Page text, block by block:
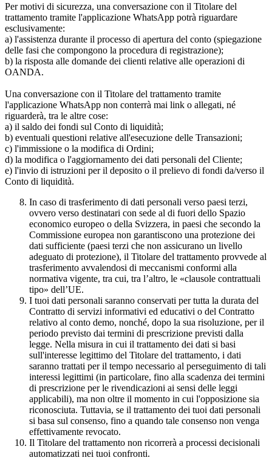
Per motivi di sicurezza, una conversazione con il Titolare del
trattamento tramite l'applicazione WhatsApp potrà riguardare
esclusivamente:
a) l'assistenza durante il processo di apertura del conto (spiegazione
delle fasi che compongono la procedura di registrazione);
b) la risposta alle domande dei clienti relative alle operazioni di
OANDA.
Una conversazione con il Titolare del trattamento tramite
l'applicazione WhatsApp non conterrà mai link o allegati, né
riguarderà, tra le altre cose:
a) il saldo dei fondi sul Conto di liquidità;
b) eventuali questioni relative all'esecuzione delle Transazioni;
c) l'immissione o la modifica di Ordini;
d) la modifica o l'aggiornamento dei dati personali del Cliente;
e) l'invio di istruzioni per il deposito o il prelievo di fondi da/verso il
Conto di liquidità.
In caso di trasferimento di dati personali verso paesi terzi,
ovvero verso destinatari con sede al di fuori dello Spazio
economico europeo o della Svizzera, in paesi che secondo la
Commissione europea non garantiscono una protezione dei
dati sufficiente (paesi terzi che non assicurano un livello
adeguato di protezione), il Titolare del trattamento provvede al
trasferimento avvalendosi di meccanismi conformi alla
normativa vigente, tra cui, tra l’altro, le «clausole contrattuali
tipo» dell’UE.
I tuoi dati personali saranno conservati per tutta la durata del
Contratto di servizi informativi ed educativi o del Contratto
relativo al conto demo, nonché, dopo la sua risoluzione, per il
periodo previsto dai termini di prescrizione previsti dalla
legge. Nella misura in cui il trattamento dei dati si basi
sull'interesse legittimo del Titolare del trattamento, i dati
saranno trattati per il tempo necessario al perseguimento di tali
interessi legittimi (in particolare, fino alla scadenza dei termini
di prescrizione per le rivendicazioni ai sensi delle leggi
applicabili), ma non oltre il momento in cui l'opposizione sia
riconosciuta. Tuttavia, se il trattamento dei tuoi dati personali
si basa sul consenso, fino a quando tale consenso non venga
effettivamente revocato.
Il Titolare del trattamento non ricorrerà a processi decisionali
automatizzati nei tuoi confronti.